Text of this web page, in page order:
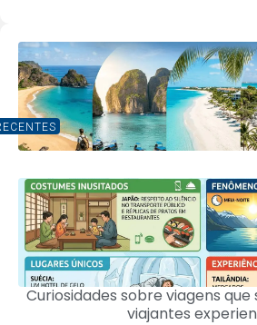
Curiosidades sobre viagens
viajantes